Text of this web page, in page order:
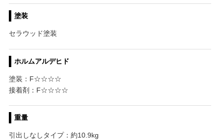
塗装
セラウッド塗装
ホルムアルデヒド
塗装：F☆☆☆☆
接着剤：F☆☆☆☆
重量
引出しなしタイプ：約10.9kg